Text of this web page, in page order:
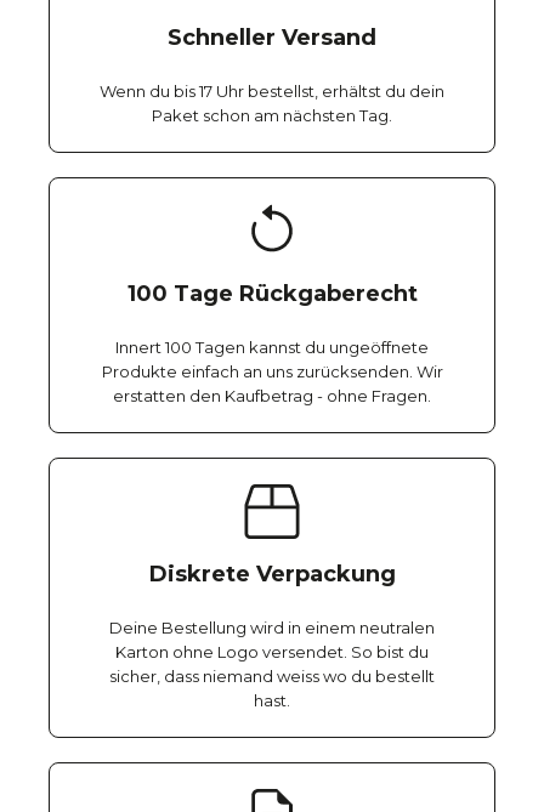
Schneller Versand
Wenn du bis 17 Uhr bestellst, erhältst du dein
Paket schon am nächsten Tag.
100 Tage Rückgaberecht
Innert 100 Tagen kannst du ungeöffnete
Produkte einfach an uns zurücksenden. Wir
erstatten den Kaufbetrag - ohne Fragen.
Diskrete Verpackung
Deine Bestellung wird in einem neutralen
Karton ohne Logo versendet. So bist du
sicher, dass niemand weiss wo du bestellt
hast.